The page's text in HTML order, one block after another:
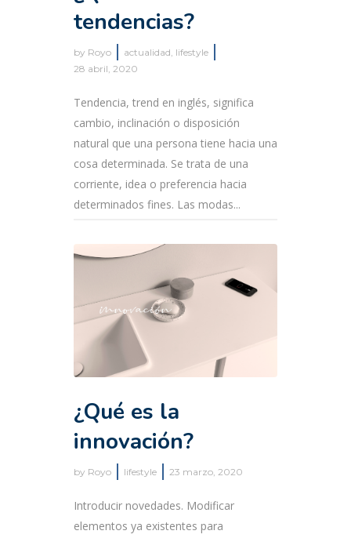
tendencias?
by Royo actualidad, lifestyle
28 abril, 2020
Tendencia, trend en inglés, significa
cambio, inclinación o disposición
natural que una persona tiene hacia una
cosa determinada. Se trata de una
corriente, idea o preferencia hacia
determinados fines. Las modas...
¿Qué es la
innovación?
by Royo lifestyle 23 marzo, 2020
Introducir novedades. Modificar
elementos ya existentes para